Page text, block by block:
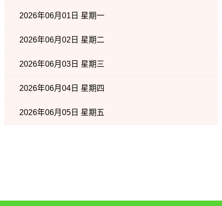
2026年06月01日 星期一
2026年06月02日 星期二
2026年06月03日 星期三
2026年06月04日 星期四
2026年06月05日 星期五